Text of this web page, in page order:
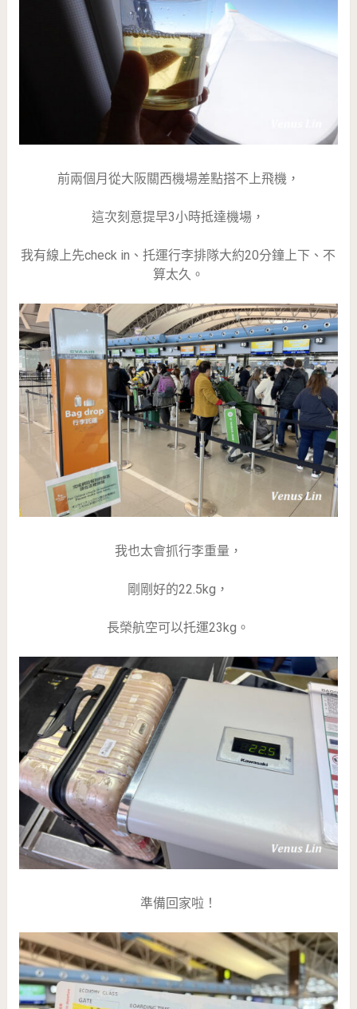
前兩個月從大阪關西機場差點搭不上飛機，
這次刻意提早3小時抵達機場，
我有線上先check in、托運行李排隊大約20分鐘上下、不
算太久。
我也太會抓行李重量，
剛剛好的22.5kg，
長榮航空可以托運23kg。
準備回家啦！